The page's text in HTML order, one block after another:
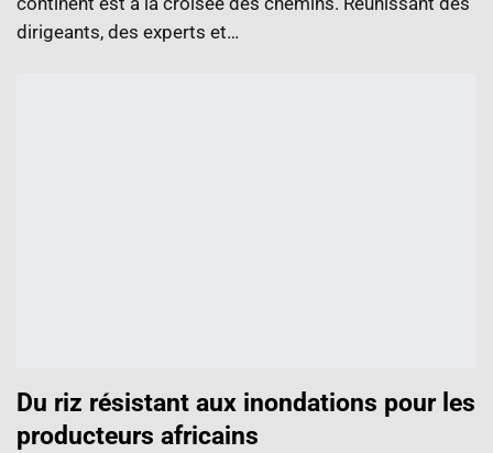
dirigeants, des experts et…
Du riz résistant aux inondations pour les
producteurs africains